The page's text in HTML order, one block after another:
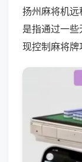
扬州麻将机
是指通过一
现控制麻将牌